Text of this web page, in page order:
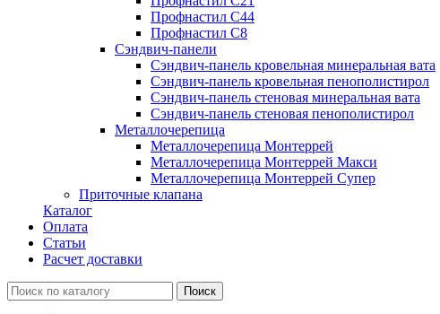
Профнастил С44
Профнастил С8
Сэндвич-панели
Сэндвич-панель кровельная минеральная вата
Сэндвич-панель кровельная пенополистирол
Сэндвич-панель стеновая минеральная вата
Сэндвич-панель стеновая пенополистирол
Металлочерепица
Металлочерепица Монтеррей
Металлочерепица Монтеррей Макси
Металлочерепица Монтеррей Супер
Приточные клапана
Каталог
Оплата
Статьи
Расчет доставки